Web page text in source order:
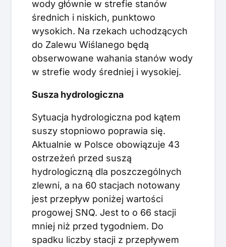
wody głównie w strefie stanów
średnich i niskich, punktowo
wysokich. Na rzekach uchodzących
do Zalewu Wiślanego będą
obserwowane wahania stanów wody
w strefie wody średniej i wysokiej.
Susza hydrologiczna
Sytuacja hydrologiczna pod kątem
suszy stopniowo poprawia się.
Aktualnie w Polsce obowiązuje 43
ostrzeżeń przed suszą
hydrologiczną dla poszczególnych
zlewni, a na 60 stacjach notowany
jest przepływ poniżej wartości
progowej SNQ. Jest to o 66 stacji
mniej niż przed tygodniem. Do
spadku liczby stacji z przepływem